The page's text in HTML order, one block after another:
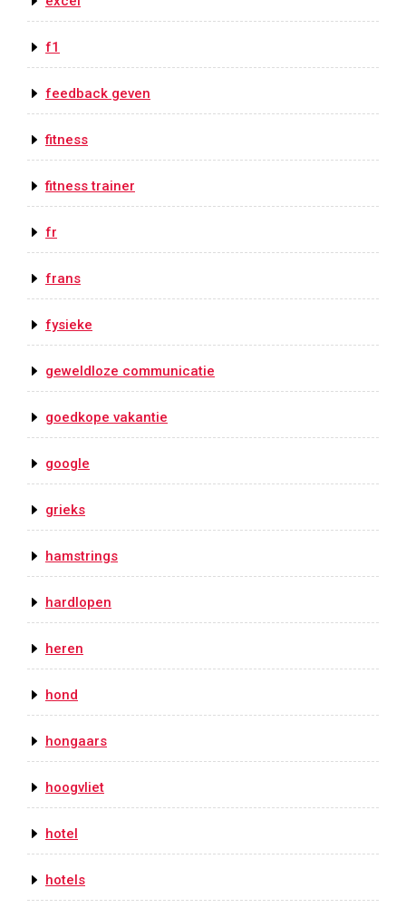
f1
feedback geven
fitness
fitness trainer
fr
frans
fysieke
geweldloze communicatie
goedkope vakantie
google
grieks
hamstrings
hardlopen
heren
hond
hongaars
hoogvliet
hotel
hotels